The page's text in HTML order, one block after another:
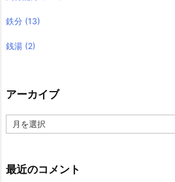
鉄分 (13)
銭湯 (2)
アーカイブ
ー
ブ
最近のコメント